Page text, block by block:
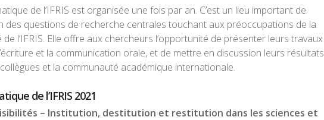
de l’IFRIS est organisée une fois par an. C’est un lieu important de
des questions de recherche centrales touchant aux préoccupations de la
l’IFRIS. Elle offre aux chercheurs l’opportunité de présenter leurs travaux
et la communication orale, et de mettre en discussion leurs résultats
et la communauté académique internationale.
de l’IFRIS 2021
– Institution, destitution et restitution dans les sciences et